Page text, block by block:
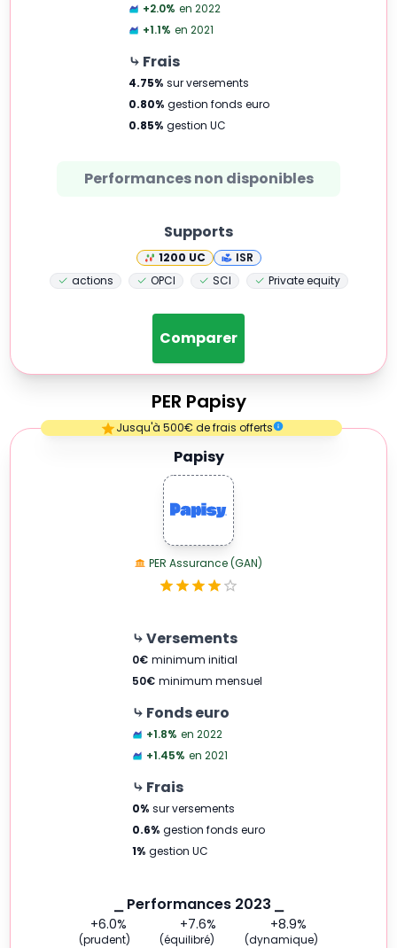
+2.0% en 2022
+1.1% en 2021
⤷ Frais
4.75% sur versements
0.80% gestion fonds euro
0.85% gestion UC
Performances non disponibles
Supports
1200 UC
ISR
actions
OPCI SCI Private equity
Comparer
PER Papisy
1 Star
Empty
Jusqu'à 500€ de frais offerts
Papisy
PER Assurance (GAN)
⤷ Versements
0€ minimum initial
50€ minimum mensuel
⤷ Fonds euro
+1.8% en 2022
+1.45% en 2021
⤷ Frais
0% sur versements
0.6% gestion fonds euro
1% gestion UC
⎯ Performances 2023 ⎯
+6.0% +7.6% +8.9%
(prudent) (équilibré) (dynamique)